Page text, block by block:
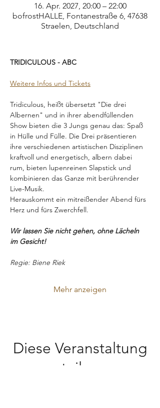
16. Apr. 2027, 20:00 – 22:00
bofrostHALLE, Fontanestraße 6, 47638
Straelen, Deutschland
TRIDICULOUS - ABC
Weitere Infos und Tickets
Tridiculous, heißt übersetzt "Die drei
Albernen" und in ihrer abendfüllenden
Show bieten die 3 Jungs genau das: Spaß
in Hülle und Fülle. Die Drei präsentieren
ihre verschiedenen artistischen Disziplinen
kraftvoll und energetisch, albern dabei
rum, bieten lupenreinen Slapstick und
kombinieren das Ganze mit berührender
Live-Musik.
Herauskommt ein mitreißender Abend fürs
Herz und fürs Zwerchfell.
Wir lassen Sie nicht gehen, ohne Lächeln
im Gesicht!
Regie: Biene Riek
Mehr anzeigen
Diese Veranstaltung
teilen